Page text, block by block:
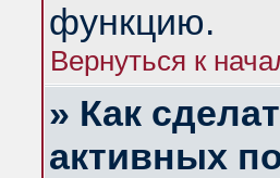
функцию.
Вернуться к
» Как
активных